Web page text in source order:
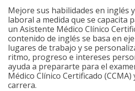
Mejore sus habilidades en inglés
laboral a medida que se capacita
un Asistente Médico Clínico
contenido de inglés se basa en
lugares de trabajo y se
ritmo, progreso e intereses
ayuda a prepararte para el
Médico Clínico Certificado
carrera.